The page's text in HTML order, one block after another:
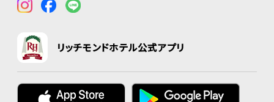
リッチモンドホテル公式アプリ